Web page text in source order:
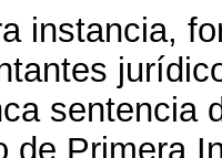
instancia,
sentencia
de Primera